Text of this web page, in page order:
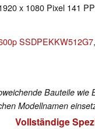
x 1080 Pixel 141
SSDPEKKW512G7
Bauteile
Modellnamen
Vollständige